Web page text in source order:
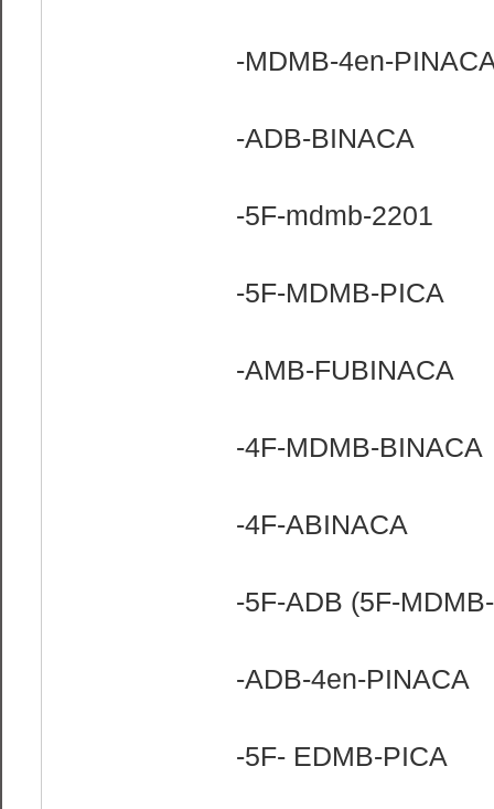
-MDMB-4en-
-ADB-BINACA
-5F-mdmb-2201
-5F-MDMB-PICA
-AMB-FUBINACA
-4F-MDMB-BINACA
-4F-ABINACA
-5F-ADB (5F-
-ADB-4en-PINACA
-5F- EDMB-PICA